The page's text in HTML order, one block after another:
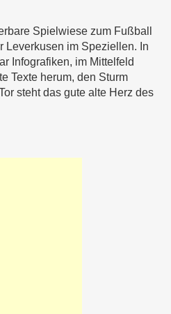
Spielwiese zum Fußball
Leverkusen im Speziellen. In
Infografiken, im Mittelfeld
Texte herum, den Sturm
steht das gute alte Herz des